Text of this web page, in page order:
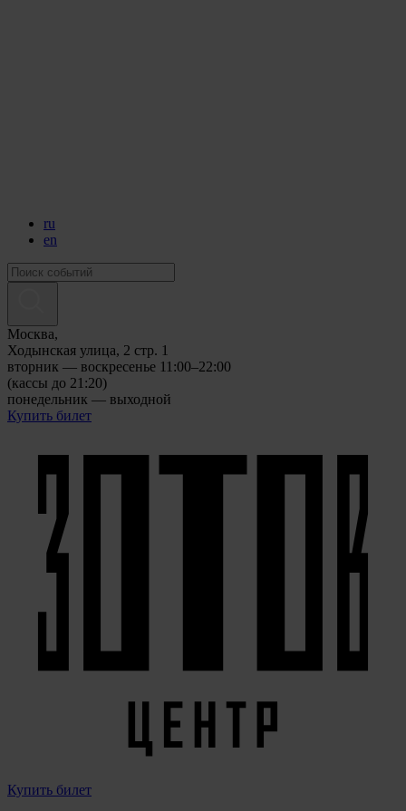
ru
en
Москва,
Ходынская улица, 2 стр. 1
вторник — воскресенье 11:00–22:00
(кассы до 21:20)
понедельник — выходной
Купить билет
Купить билет